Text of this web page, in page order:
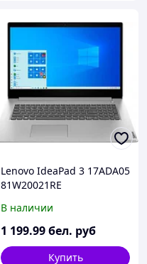
Lenovo IdeaPad 3 17ADA05
81W20021RE
В наличии
1 199.99бел. руб
Купить